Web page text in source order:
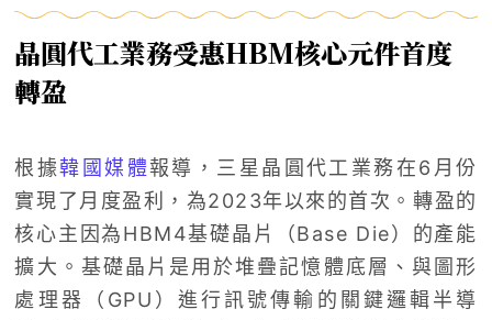
晶圓代工業務受惠HBM核心元件首度
轉盈
根據韓國媒體報導，三星晶圓代工業務在6月份
實現了月度盈利，為2023年以來的首次。轉盈的
核心主因為HBM4基礎晶片（Base Die）的產能
擴大。基礎晶片是用於堆疊記憶體底層、與圖形
處理器（GPU）進行訊號傳輸的關鍵邏輯半導